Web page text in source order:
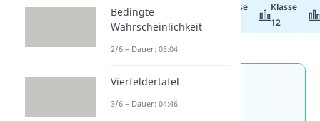
Abiturvorbereitung
Klasse
Klasse
12
Jetzt neu: Teste dein
Wissen mit unseren
Bedingte
Wahrscheinlichkeit
2/6 – Dauer: 03:04
Vierfeldertafel
3/6 – Dauer: 04:46